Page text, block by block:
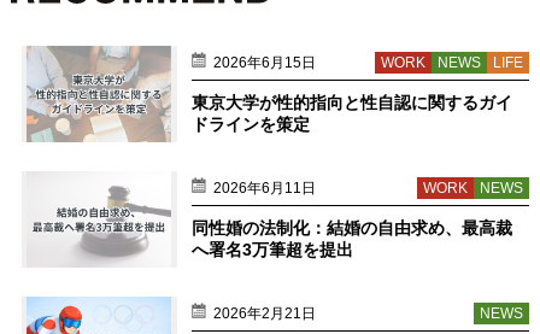
2026年6月15日 LIFE
NEWS
WORK
東京大学が性的指向と性自認に関するガイ
ドラインを策定
2026年6月11日 NEWS
WORK
同性婚の法制化：結婚の自由求め、最高裁
へ署名3万筆超を提出
2026年2月21日 NEWS